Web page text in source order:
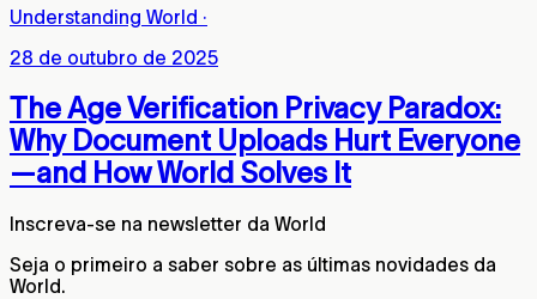
Understanding World ·
28 de outubro de 2025
The Age Verification Privacy Paradox:
Why Document Uploads Hurt Everyone
—and How World Solves It
Inscreva-se na newsletter da World
Seja o primeiro a saber sobre as últimas novidades da
World.